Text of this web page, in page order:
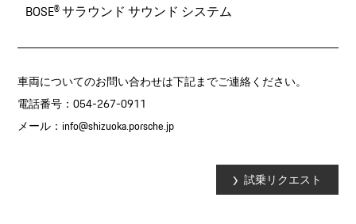
BOSE® サラウンド サウンド システム
車両についてのお問い合わせは下記までご連絡ください。
電話番号：054-267-0911
メール： info@shizuoka.porsche.jp
試乗リクエスト